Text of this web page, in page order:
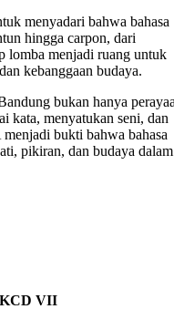
menyadari bahwa bahasa
hingga carpon, dari
lomba menjadi ruang untuk
kebanggaan budaya.
bukan hanya
kata, menyatukan seni, dan
bukti bahwa bahasa
pikiran, dan budaya dalam
KCD VII